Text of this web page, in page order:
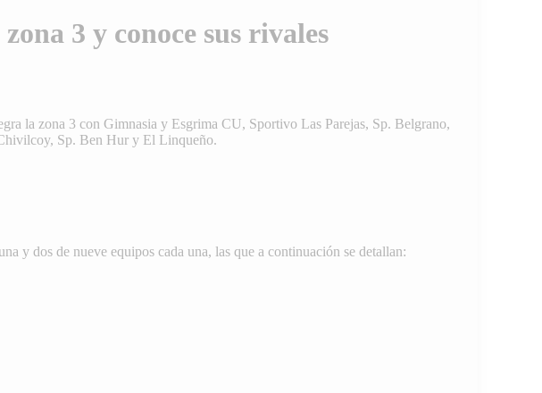
3 y conoce sus rivales
la zona 3 con Gimnasia y Esgrima CU, Sportivo Las Parejas, Sp. Belgrano,
Sp. Ben Hur y El Linqueño.
y dos de nueve equipos cada una, las que a continuación se detallan: